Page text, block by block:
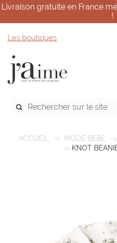
Livraison gratuite en France
!
Les boutiques
ACCUEIL MODE BÉBÉ
KNOT